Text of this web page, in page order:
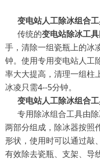
变电站人工除冰组合
传统的变电站除冰工具
手，清除一组瓷瓶上的冰
钟。使用专用变电站人工
率大大提高，清理一组柱
冰凌只需4--5分钟。
变电站人工除冰组合
专用除冰组合工具由除
两部分组成，除冰器按照
形状，使用时可以通过敲
有效除去瓷瓶、支架、导